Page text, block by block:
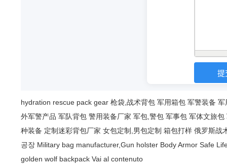
hydration rescue pack gear 枪袋,战术背包 军用箱包 军警装备 军
外军警产品 军队背包 警用装备厂家 军包,警包 军事包 军体文旅包
种装备 定制迷彩背包厂家 女包定制,男包定制 箱包打样 俄罗斯战
공장 Military bag manufacturer,Gun holster Body Armor Safe
golden wolf backpack Vai al contenuto